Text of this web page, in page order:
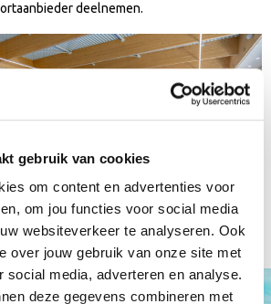
gebruik van cookies
om content en advertenties voor
om jou functies voor social media
websiteverkeer te analyseren. Ook
over jouw gebruik van onze site met
social media, adverteren en analyse.
deze gegevens combineren met
deelnemen.